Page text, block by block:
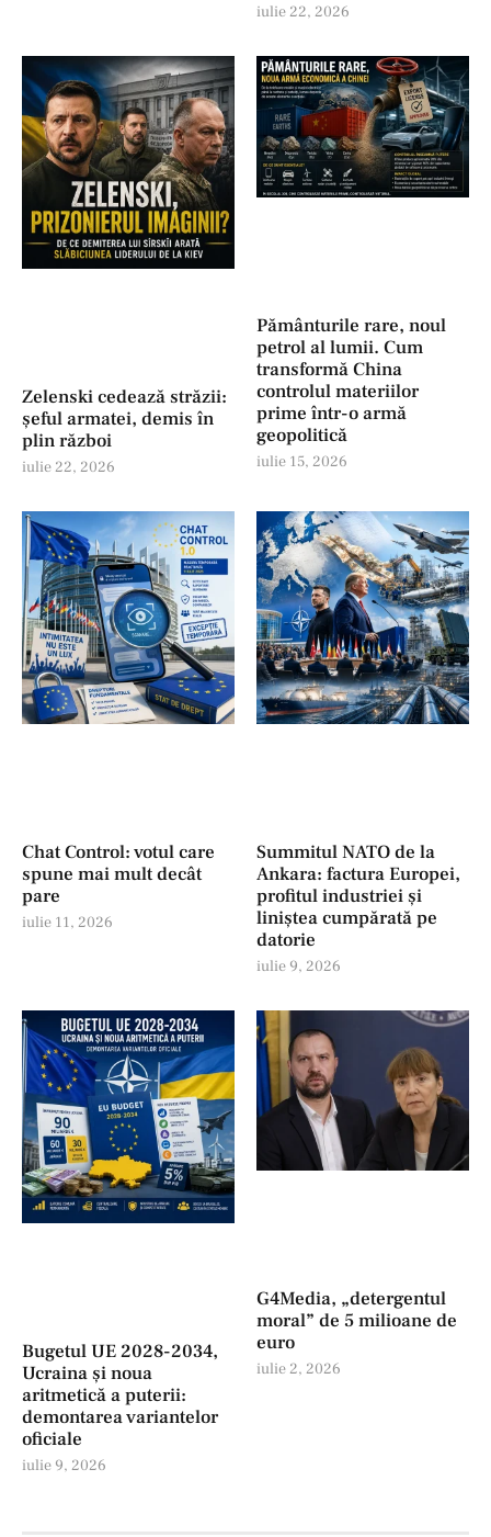
iulie 22, 2026
Zelenski cedează străzii:
șeful armatei, demis în
plin război
iulie 22, 2026
Pământurile rare, noul
petrol al lumii. Cum
transformă China
controlul materiilor
prime într-o armă
geopolitică
iulie 15, 2026
Chat Control: votul care
spune mai mult decât
pare
iulie 11, 2026
Summitul NATO de la
Ankara: factura Europei,
profitul industriei şi
liniștea cumpărată pe
datorie
iulie 9, 2026
Bugetul UE 2028-2034,
Ucraina și noua
aritmetică a puterii:
demontarea variantelor
oficiale
iulie 9, 2026
G4Media, „detergentul
moral” de 5 milioane de
euro
iulie 2, 2026